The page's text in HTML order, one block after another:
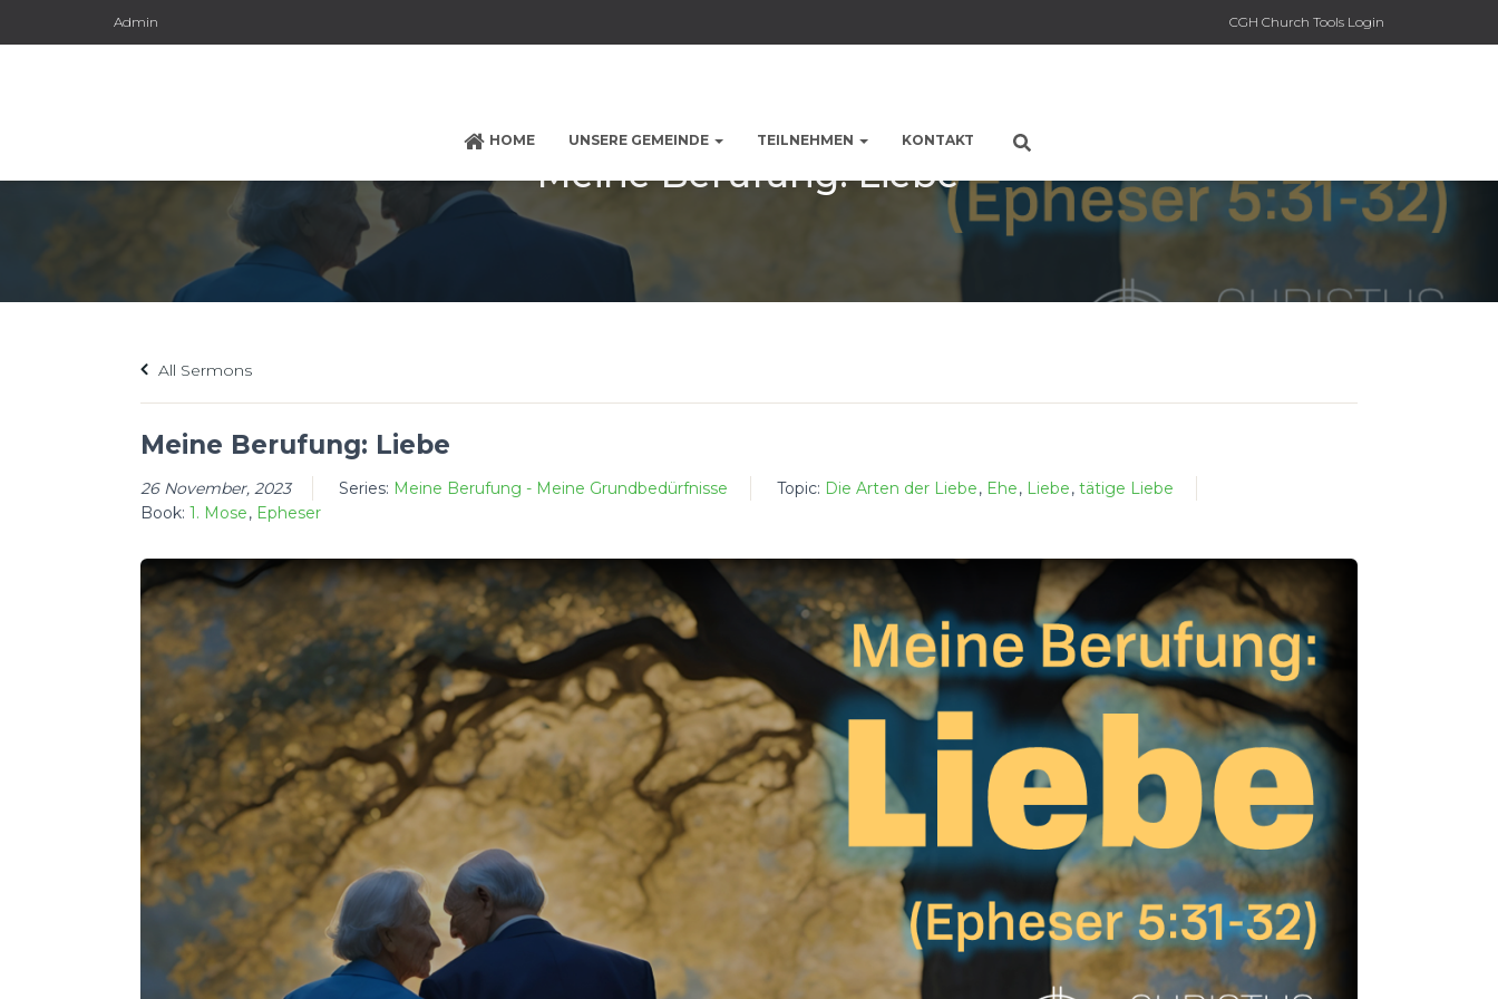
CGH Church Tools Login
Admin
HOME UNSERE GEMEINDE TEILNEHMEN KONTAKT
Meine Berufung: Liebe
All Sermons
Meine Berufung: Liebe
26 November, 2023 Series: Meine Berufung - Meine Grundbedürfnisse Topic: Die Arten der Liebe, Ehe, Liebe, tätige Liebe
Book: 1. Mose, Epheser